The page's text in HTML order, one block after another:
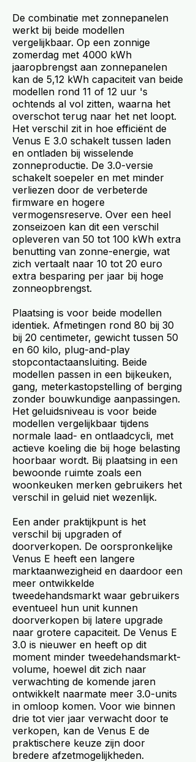
De combinatie met zonnepanelen
werkt bij beide modellen
vergelijkbaar. Op een zonnige
zomerdag met 4000 kWh
jaaropbrengst aan zonnepanelen
kan de 5,12 kWh capaciteit van beide
modellen rond 11 of 12 uur 's
ochtends al vol zitten, waarna het
overschot terug naar het net loopt.
Het verschil zit in hoe efficiënt de
Venus E 3.0 schakelt tussen laden
en ontladen bij wisselende
zonneproductie. De 3.0-versie
schakelt soepeler en met minder
verliezen door de verbeterde
firmware en hogere
vermogensreserve. Over een heel
zonseizoen kan dit een verschil
opleveren van 50 tot 100 kWh extra
benutting van zonne-energie, wat
zich vertaalt naar 10 tot 20 euro
extra besparing per jaar bij hoge
zonneopbrengst.
Plaatsing is voor beide modellen
identiek. Afmetingen rond 80 bij 30
bij 20 centimeter, gewicht tussen 50
en 60 kilo, plug-and-play
stopcontactaansluiting. Beide
modellen passen in een bijkeuken,
gang, meterkastopstelling of berging
zonder bouwkundige aanpassingen.
Het geluidsniveau is voor beide
modellen vergelijkbaar tijdens
normale laad- en ontlaadcycli, met
actieve koeling die bij hoge belasting
hoorbaar wordt. Bij plaatsing in een
bewoonde ruimte zoals een
woonkeuken merken gebruikers het
verschil in geluid niet wezenlijk.
Een ander praktijkpunt is het
verschil bij upgraden of
doorverkopen. De oorspronkelijke
Venus E heeft een langere
marktaanwezigheid en daardoor een
meer ontwikkelde
tweedehandsmarkt waar gebruikers
eventueel hun unit kunnen
doorverkopen bij latere upgrade
naar grotere capaciteit. De Venus E
3.0 is nieuwer en heeft op dit
moment minder tweedehandsmarkt-
volume, hoewel dit zich naar
verwachting de komende jaren
ontwikkelt naarmate meer 3.0-units
in omloop komen. Voor wie binnen
drie tot vier jaar verwacht door te
verkopen, kan de Venus E de
praktischere keuze zijn door
bredere afzetmogelijkheden.